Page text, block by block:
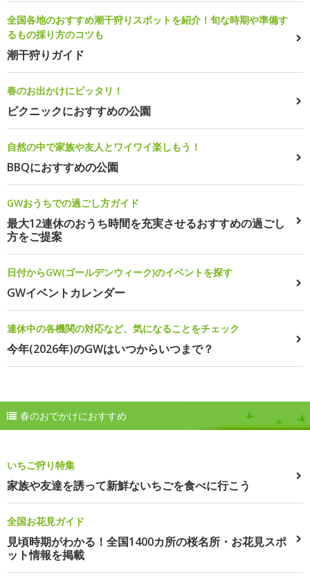
全国各地のおすすめ潮干狩りスポットを紹介！旬な時期や準備す
るもの採り方のコツも
潮干狩りガイド
春のお出かけにピッタリ！
ピクニックにおすすめの公園
自然の中で家族や友人とワイワイ楽しもう！
BBQにおすすめの公園
GWおうちでの過ごし方ガイド
最大12連休のおうち時間を充実させるおすすめの過ごし
方をご提案
日付からGW(ゴールデンウィーク)のイベントを探す
GWイベントカレンダー
連休中の各機関の対応など、気になることをチェック
今年(2026年)のGWはいつからいつまで？
春のおでかけにおすすめ
いちご狩り特集
家族や友達を誘って新鮮ないちごを食べに行こう
全国お花見ガイド
見頃時期がわかる！全国1400カ所の桜名所・お花見スポ
ット情報を掲載